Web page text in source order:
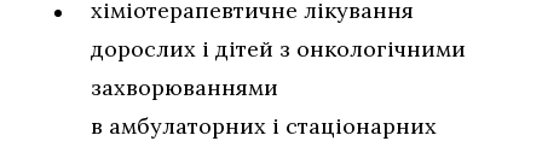
хіміотерапевтичне лікування
дорослих і дітей з онкологічними
захворюваннями
в амбулаторних і стаціонарних